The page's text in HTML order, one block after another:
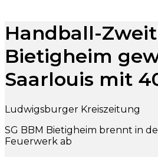
Handball-
Bietigheim
Saarlouis mit
Ludwigsburger Kreiszeitung
SG BBM Bietigheim brennt in
Feuerwerk ab